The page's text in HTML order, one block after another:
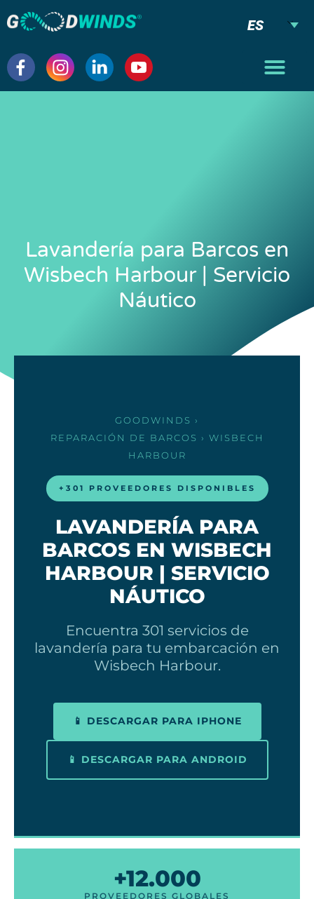
ES
Lavandería para Barcos en
Wisbech Harbour | Servicio
Náutico
GOODWINDS ›
REPARACIÓN DE BARCOS › WISBECH
HARBOUR
+301 PROVEEDORES DISPONIBLES
LAVANDERÍA PARA
BARCOS EN WISBECH
HARBOUR | SERVICIO
NÁUTICO
Encuentra 301 servicios de
lavandería para tu embarcación en
Wisbech Harbour.
📱 DESCARGAR PARA IPHONE
📱 DESCARGAR PARA ANDROID
+12.000
PROVEEDORES GLOBALES